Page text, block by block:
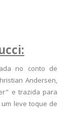
no conto de
Andersen,
e trazida para
leve toque de